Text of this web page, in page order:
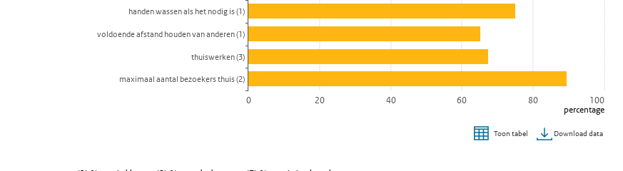
percentage
0 20 40 60 80 100
handen wassen als het nodig is (1)
voldoende afstand houden van anderen (1)
thuiswerken (3)
maximaal aantal bezoekers thuis (2)
Toon tabel Download data